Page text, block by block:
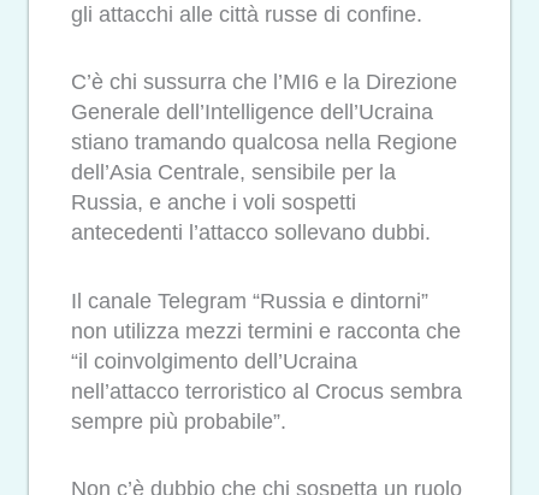
gli attacchi alle città russe di confine.
C’è chi sussurra che l’MI6 e la Direzione
Generale dell’Intelligence dell’Ucraina
stiano tramando qualcosa nella Regione
dell’Asia Centrale, sensibile per la
Russia, e anche i voli sospetti
antecedenti l’attacco sollevano dubbi.
Il canale Telegram “Russia e dintorni”
non utilizza mezzi termini e racconta che
“il coinvolgimento dell’Ucraina
nell’attacco terroristico al Crocus sembra
sempre più probabile”.
Non c’è dubbio che chi sospetta un ruolo